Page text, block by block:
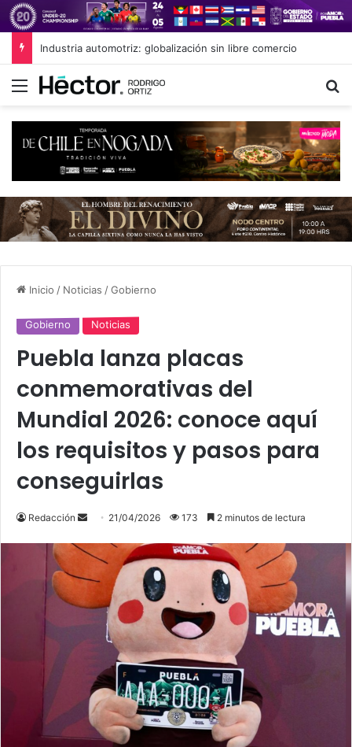
Industria automotriz: globalización sin libre comercio
Menú
Inicio / Noticias /Gobierno
Gobierno Noticias
Puebla lanza placas
conmemorativas del
Mundial 2026: conoce aquí
los requisitos y pasos para
conseguirlas
Redacción
Send
email
21/04/2026 173 2 minutos de lectura